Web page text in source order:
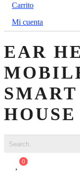
Carrito
Mi cuenta
0